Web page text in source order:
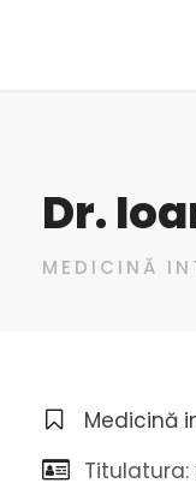
Dr.
MEDICINĂ
Medicină